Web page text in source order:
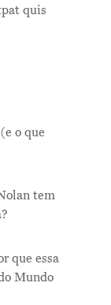
quis
o que
tem
que essa
Mundo